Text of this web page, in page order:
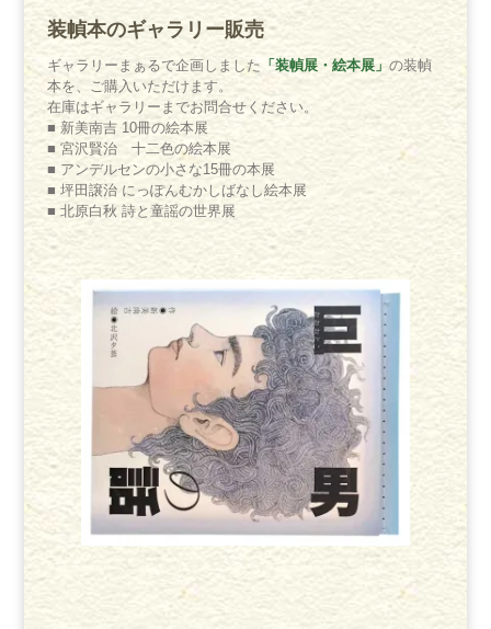
装幀本のギャラリー販売
ギャラリーまぁるで企画しました 「装幀展・絵本展」 の装幀
本を、ご購入いただけます。
在庫はギャラリーまでお問合せください。
■ 新美南吉 10冊の絵本展
■ 宮沢賢治 十二色の絵本展
■ アンデルセンの小さな15冊の本展
■ 坪田譲治 にっぽんむかしばなし絵本展
■ 北原白秋 詩と童謡の世界展